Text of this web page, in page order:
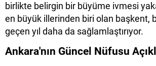
birlikte belirgin bir büyüme ivmesi
en büyük illerinden biri olan başkent,
geçen yıl daha da sağlamlaştırıyor.
Ankara'nın Güncel Nüfusu